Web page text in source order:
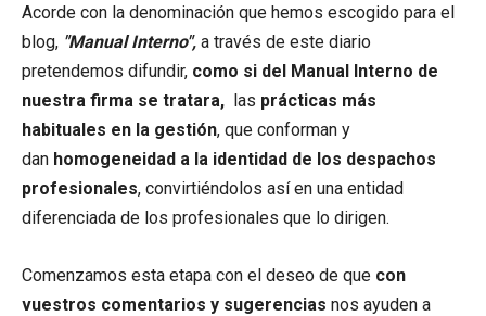
Acorde con la denominación que hemos escogido para el
blog, "Manual Interno", a través de este diario
pretendemos difundir, como si del Manual Interno de
nuestra firma se tratara, las prácticas más
habituales en la gestión, que conforman y
dan homogeneidad a la identidad de los despachos
profesionales, convirtiéndolos así en una entidad
diferenciada de los profesionales que lo dirigen.
Comenzamos esta etapa con el deseo de que con
vuestros comentarios y sugerencias nos ayuden a